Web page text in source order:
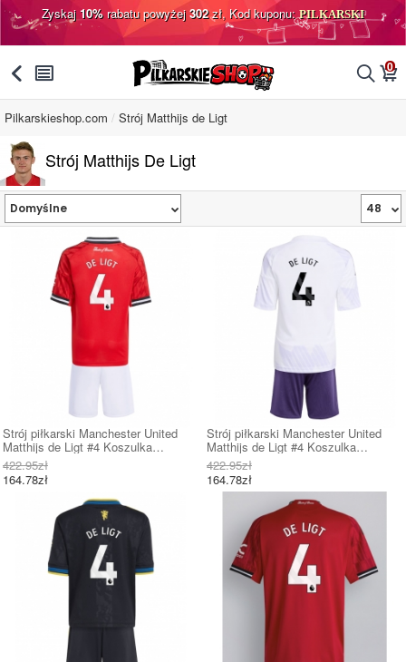
Zyskaj10%rabatu powyżej302zł, Kod kuponu:PILKARSKI
󰅯 󰂩 󰂨 0
󰃦
Pilkarskieshop.com Strój Matthijs de Ligt
Strój Matthijs De Ligt
Strój piłkarski Manchester United
Matthijs de Ligt #4 Koszulka
Podstawowej dziecięce 2025-26
Krótki Rękaw (+ Krótkie spodenki)
422.95zł
164.78zł
Strój piłkarski Manchester United
Matthijs de Ligt #4 Koszulka
Wyjazdowej dziecięce 2025-26 Krótki
Rękaw (+ Krótkie spodenki)
422.95zł
164.78zł